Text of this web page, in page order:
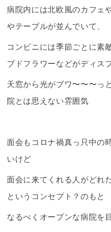
病院内には北欧風のカフェ
やテーブルが並んでいて、
コンビニには季節ごとに素
ブドフラワーなどがディス
天窓から光がブワ〜〜〜っ
院とは思えない雰囲気
面会もコロナ禍真っ只中の
いけど
面会に来てくれる人がどれ
というコンセプト？のもと
なるべくオープンな病院を